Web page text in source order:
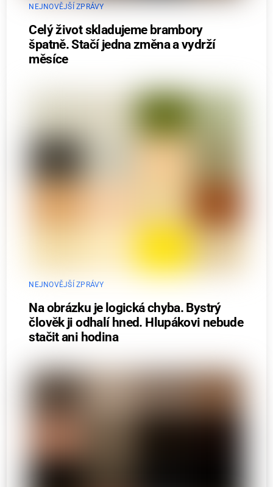
NEJNOVĚJŠÍ ZPRÁVY
Celý život skladujeme brambory
špatně. Stačí jedna změna a vydrží
měsíce
NEJNOVĚJŠÍ ZPRÁVY
Na obrázku je logická chyba. Bystrý
člověk ji odhalí hned. Hlupákovi nebude
stačit ani hodina